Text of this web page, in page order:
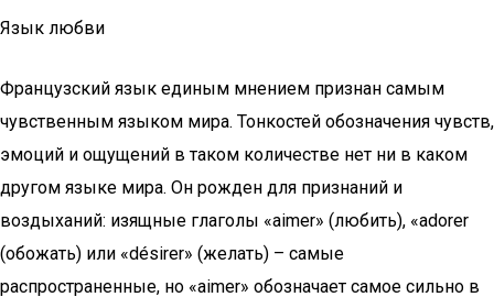
Язык любви
Французский язык единым мнением признан самым
чувственным языком мира. Тонкостей обозначения чувств,
эмоций и ощущений в таком количестве нет ни в каком
другом языке мира. Он рожден для признаний и
воздыханий: изящные глаголы «aimer» (любить), «adorer
(обожать) или «désirer» (желать) – самые
распространенные, но «aimer» обозначает самое сильно в